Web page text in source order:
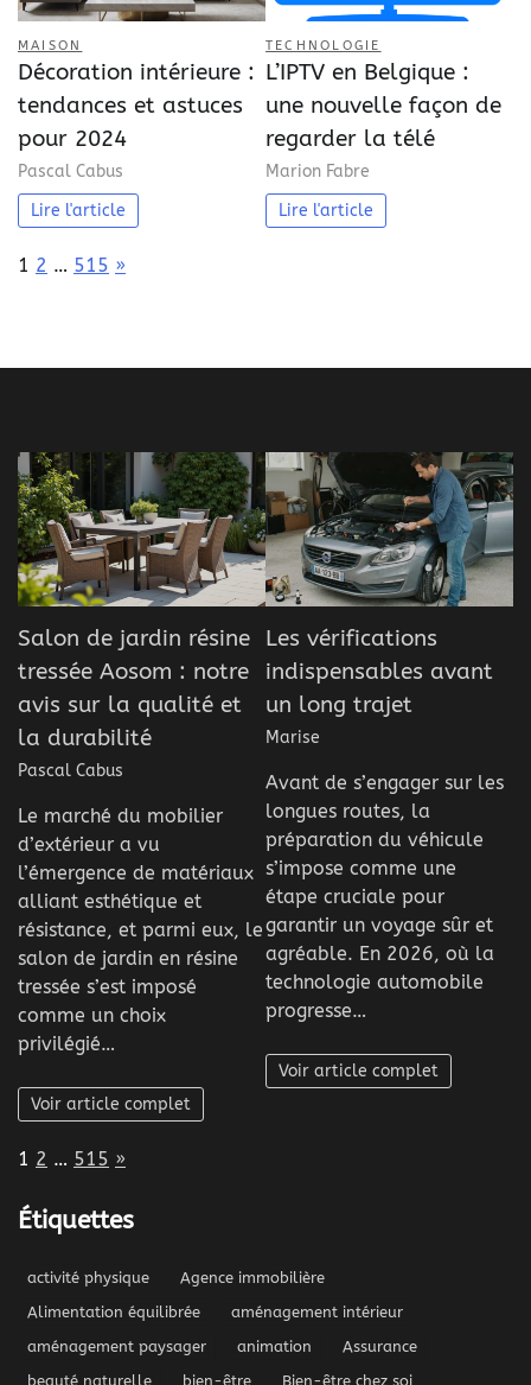
MAISON
Décoration intérieure :
tendances et astuces
pour 2024
Pascal Cabus
Lire l'article
TECHNOLOGIE
L’IPTV en Belgique :
une nouvelle façon de
regarder la télé
Marion Fabre
Lire l'article
Page:
1 2 … 515 Next
»
Salon de jardin résine
tressée Aosom : notre
avis sur la qualité et
la durabilité
Pascal Cabus
Le marché du mobilier
d’extérieur a vu
l’émergence de matériaux
alliant esthétique et
résistance, et parmi eux, le
salon de jardin en résine
tressée s’est imposé
comme un choix
privilégié…
Voir article complet
Les vérifications
indispensables avant
un long trajet
Marise
Avant de s’engager sur les
longues routes, la
préparation du véhicule
s’impose comme une
étape cruciale pour
garantir un voyage sûr et
agréable. En 2026, où la
technologie automobile
progresse…
Voir article complet
Page:
1 2 … 515 Next
»
Étiquettes
activité physique
Agence immobilière
Alimentation équilibrée
aménagement intérieur
aménagement paysager
animation
Assurance
beauté naturelle
bien-être
Bien-être chez soi